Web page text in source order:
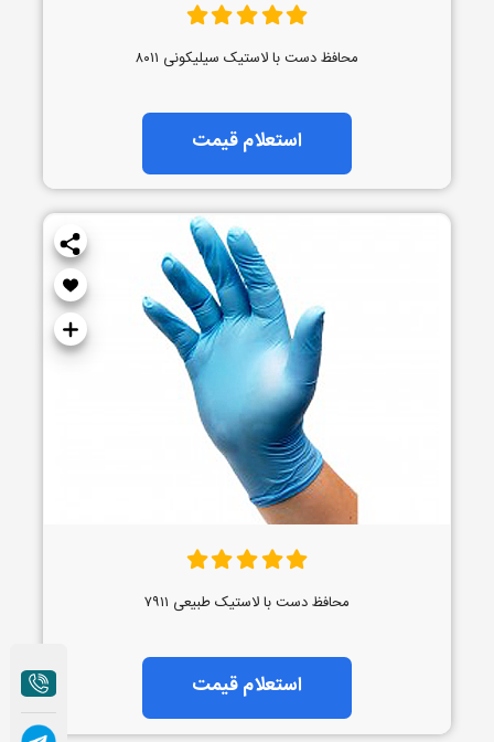
محافظ دست با لاستیک سیلیکونی ۸۰۱۱
استعلام قیمت
محافظ دست با لاستیک طبیعی ۷۹۱۱
استعلام قیمت